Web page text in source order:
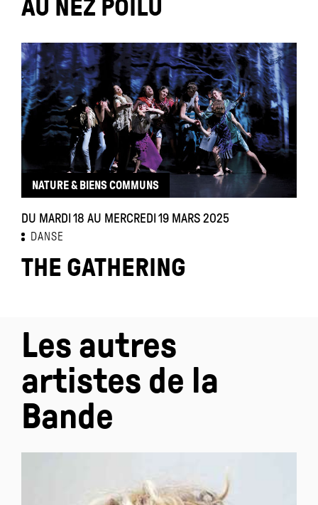
AU NEZ POILU
NATURE & BIENS COMMUNS
DU MARDI 18 AU MERCREDI 19 MARS 2025
DANSE
THE GATHERING
Les autres
artistes de la
Bande